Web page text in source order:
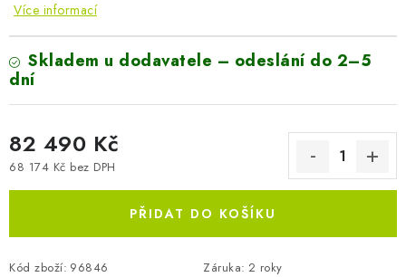
Více informací
Skladem u dodavatele – odeslání do 2–5
dní
82 490 Kč
68 174 Kč bez DPH
PŘIDAT DO KOŠÍKU
Kód zboží: 96846 Záruka: 2 roky